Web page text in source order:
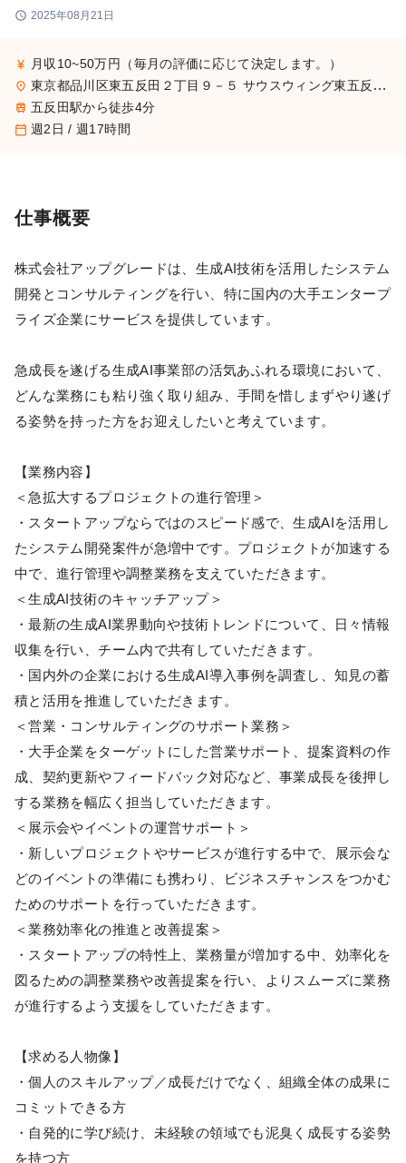
schedule 2025年08月21日
currency_yen 月収10~50万円（毎月の評価に応じて決定します。）
place 東京都品川区東五反田２丁目９－５ サウスウィング東五反田５階
train 五反田駅から徒歩4分
calendar_today 週2日 / 週17時間
仕事概要
株式会社アップグレードは、生成AI技術を活用したシステム
開発とコンサルティングを行い、特に国内の大手エンタープ
ライズ企業にサービスを提供しています。
急成長を遂げる生成AI事業部の活気あふれる環境において、
どんな業務にも粘り強く取り組み、手間を惜しまずやり遂げ
る姿勢を持った方をお迎えしたいと考えています。
【業務内容】
＜急拡大するプロジェクトの進行管理＞
・スタートアップならではのスピード感で、生成AIを活用し
たシステム開発案件が急増中です。プロジェクトが加速する
中で、進行管理や調整業務を支えていただきます。
＜生成AI技術のキャッチアップ＞
・最新の生成AI業界動向や技術トレンドについて、日々情報
収集を行い、チーム内で共有していただきます。
・国内外の企業における生成AI導入事例を調査し、知見の蓄
積と活用を推進していただきます。
＜営業・コンサルティングのサポート業務＞
・大手企業をターゲットにした営業サポート、提案資料の作
成、契約更新やフィードバック対応など、事業成長を後押し
する業務を幅広く担当していただきます。
＜展示会やイベントの運営サポート＞
・新しいプロジェクトやサービスが進行する中で、展示会な
どのイベントの準備にも携わり、ビジネスチャンスをつかむ
ためのサポートを行っていただきます。
＜業務効率化の推進と改善提案＞
・スタートアップの特性上、業務量が増加する中、効率化を
図るための調整業務や改善提案を行い、よりスムーズに業務
が進行するよう支援をしていただきます。
【求める人物像】
・個人のスキルアップ／成長だけでなく、組織全体の成果に
コミットできる方
・自発的に学び続け、未経験の領域でも泥臭く成長する姿勢
を持つ方